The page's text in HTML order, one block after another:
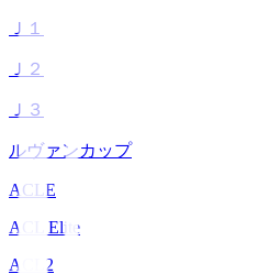
Ｊ１
Ｊ２
Ｊ３
ルヴァンカップ
ACLE
ACL Elite
ACL2